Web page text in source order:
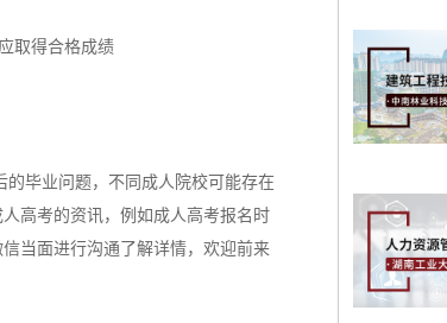
取得合格成绩
毕业问题，不同成人院校可能存在
高考的资讯，例如成人高考报名时
当面进行沟通了解详情，欢迎前来